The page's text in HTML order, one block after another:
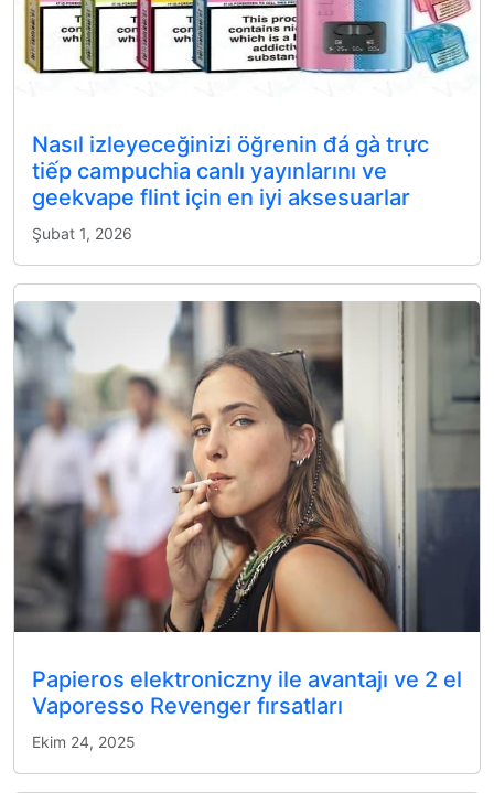
Nasıl izleyeceğinizi öğrenin đá gà trực
tiếp campuchia canlı yayınlarını ve
geekvape flint için en iyi aksesuarlar
Şubat 1, 2026
Papieros elektroniczny ile avantajı ve 2 el
Vaporesso Revenger fırsatları
Ekim 24, 2025